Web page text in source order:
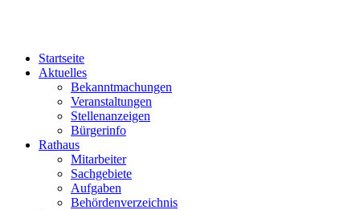
Startseite
Aktuelles
Bekanntmachungen
Veranstaltungen
Stellenanzeigen
Bürgerinfo
Rathaus
Mitarbeiter
Sachgebiete
Aufgaben
Behördenverzeichnis